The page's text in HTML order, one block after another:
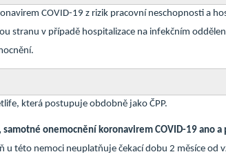
COVID-19 z rizik pracovní neschopnosti a
stranu v případě hospitalizace na infekčním
která postupuje obdobně jako ČPP.
onemocnění koronavirem COVID-19 ano
u této nemoci neuplatňuje čekací dobu 2 měsíce od